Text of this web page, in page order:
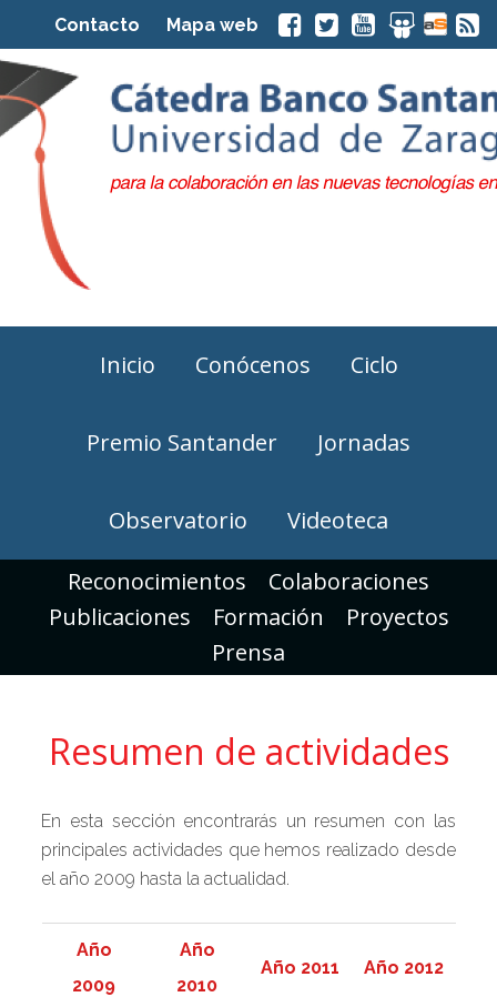
Contacto Mapa web
Inicio Conócenos Ciclo
Premio Santander Jornadas
Observatorio Videoteca
Reconocimientos
Colaboraciones
Publicaciones
Formación
Proyectos
Prensa
Resumen de actividades
En esta sección encontrarás un resumen con las
principales actividades que hemos realizado desde
el año 2009 hasta la actualidad.
Año
2009
Año
2010
Año 2011 Año 2012